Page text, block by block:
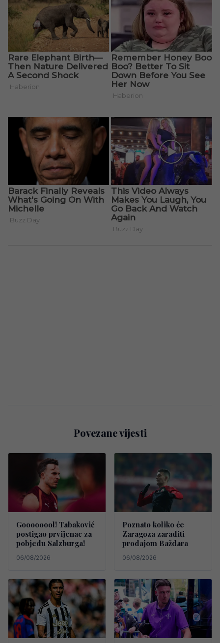
Povezane vijesti
Goooooool! Tabaković
postigao prvijenac za
pobjedu Salzburga!
06/08/2026
Poznato koliko će
Zaragoza zaraditi
prodajom Baždara
06/08/2026